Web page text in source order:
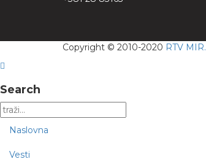
Copyright © 2010-2020 RTV MIR.
Search
Naslovna
Vesti